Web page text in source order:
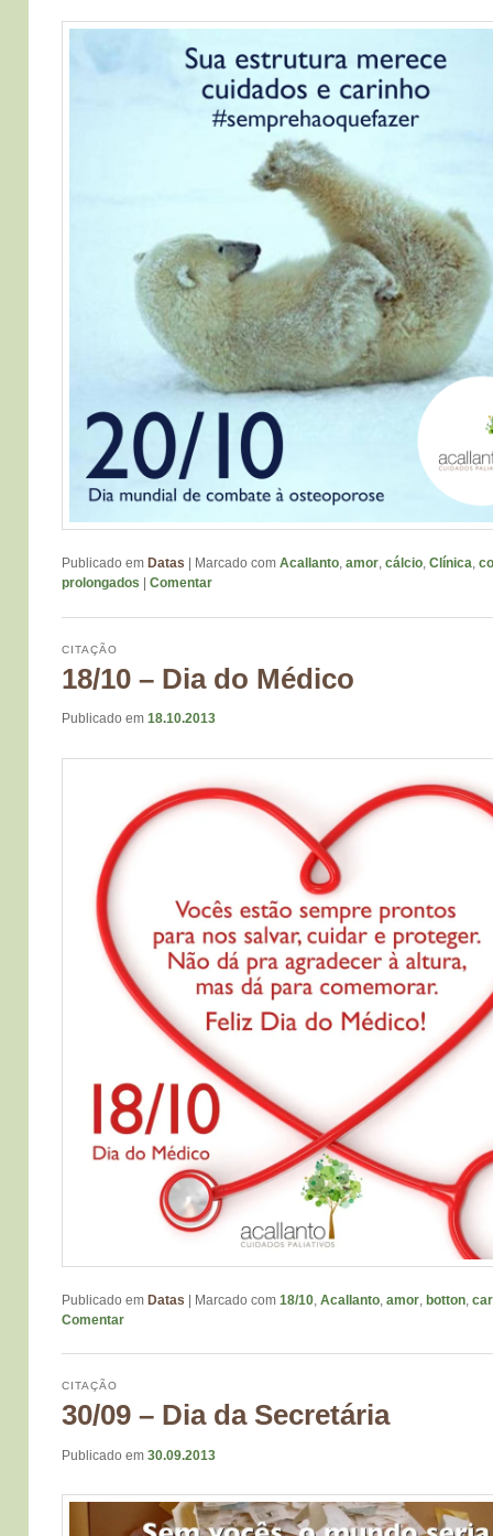
Publicado em Datas Marcado com Acallanto, amor, cálcio, Clínica,
prolongados
Comentar
18/10 – Dia do Médico
CITAÇÃO
Publicado em 18.10.2013
Publicado em Datas Marcado com 18/10, Acallanto, amor, botton,
Comentar
30/09 – Dia da Secretária
CITAÇÃO
Publicado em 30.09.2013